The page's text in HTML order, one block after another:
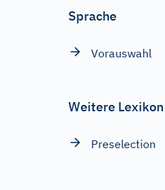
Sprache
Vorauswahl
Weitere
Preselection